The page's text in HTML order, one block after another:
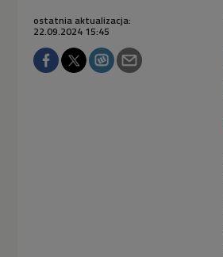
ostatnia aktualizacja:
22.09.2024 15:45